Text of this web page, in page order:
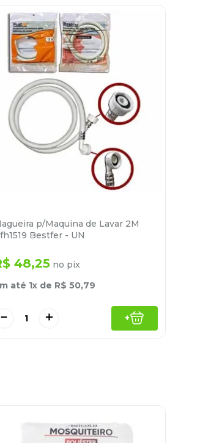
p/Maquina de Lavar 2M
Bestfer - UN
48,25 no pix
até 1x de R$ 50,79
＋
－ +